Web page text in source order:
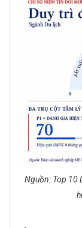
Nguồn: Top 10